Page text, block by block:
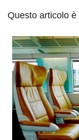
Questo articolo